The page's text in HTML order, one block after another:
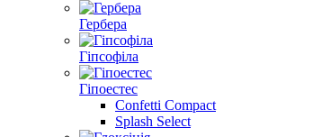
Гербера
Гiпсофiла
Гіпоестес
Confetti Compact
Splash Select